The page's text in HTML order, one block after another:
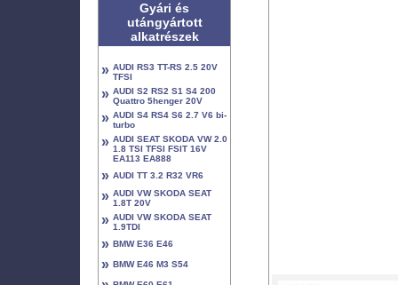
Gyári és
utángyártott
alkatrészek
» AUDI RS3 TT-RS 2.5 20V
TFSI
» AUDI S2 RS2 S1 S4 200
Quattro 5henger 20V
» AUDI S4 RS4 S6 2.7 V6 bi-
turbo
» AUDI SEAT SKODA VW 2.0
1.8 TSI TFSI FSIT 16V
EA113 EA888
» AUDI TT 3.2 R32 VR6
» AUDI VW SKODA SEAT
1.8T 20V
» AUDI VW SKODA SEAT
1.9TDI
» BMW E36 E46
» BMW E46 M3 S54